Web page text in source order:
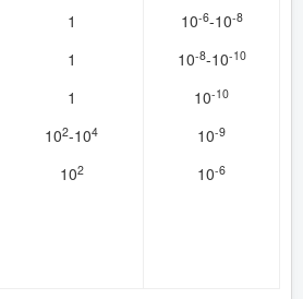
1
1
1
102-104
102
10-6-10-8
10-8-10-10
10-10
10-9
10-6